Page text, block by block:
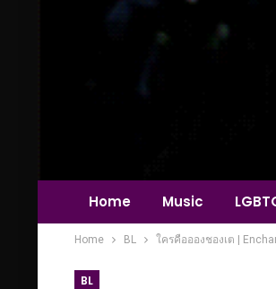
Home Music
Home BL ใครคืออองชองเต |
BL